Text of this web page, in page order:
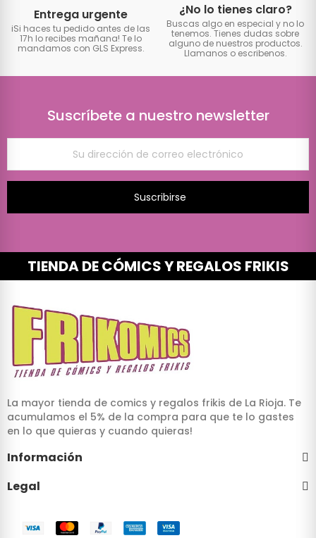
Entrega urgente
iSi haces tu pedido antes de las
17h lo recibes mañana! Te lo
mandamos con GLS Express.
¿No lo tienes claro?
Buscas algo en especial y no lo
tenemos. Tienes dudas sobre
alguno de nuestros productos.
Llamanos o escribenos.
Suscríbete a nuestro newsletter
Suscribirse
TIENDA DE CÓMICS Y REGALOS FRIKIS
La mayor tienda de comics y regalos frikis de La Rioja. Te
acumulamos el 5% de la compra para que te lo gastes
en lo que quieras y cuando quieras!
Información
Legal